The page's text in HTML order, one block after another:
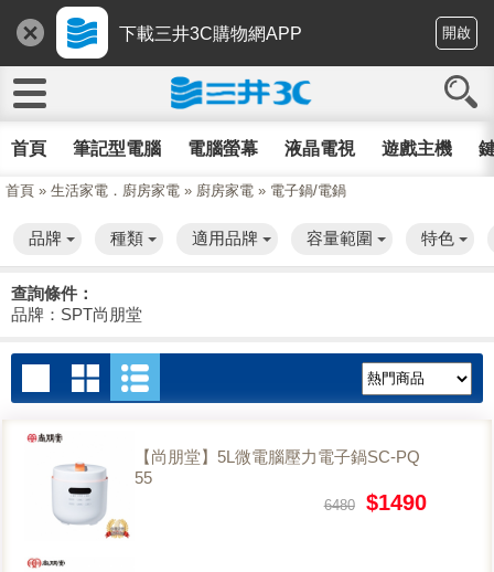
下載三井3C購物網APP 開啟
首頁 筆記型電腦 電腦螢幕 液晶電視 遊戲主機
首頁 » 生活家電．廚房家電 » 廚房家電 » 電子鍋/電鍋
品牌 種類 適用品牌 容量範圍 特色
查詢條件：
品牌：SPT尚朋堂
【尚朋堂】5L微電腦壓力電子鍋SC-PQ
55
6480 $1490